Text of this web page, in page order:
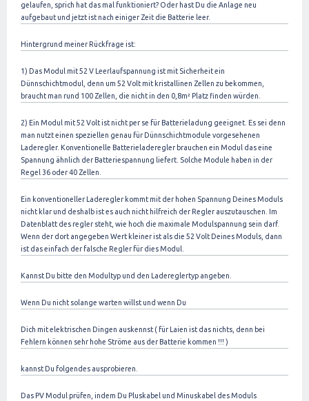
gelaufen, sprich hat das mal funktioniert? Oder hast Du die Anlage neu
aufgebaut und jetzt ist nach einiger Zeit die Batterie leer.
Hintergrund meiner Rückfrage ist:
1) Das Modul mit 52 V Leerlaufspannung ist mit Sicherheit ein
Dünnschichtmodul, denn um 52 Volt mit kristallinen Zellen zu bekommen,
braucht man rund 100 Zellen, die nicht in den 0,8m² Platz finden würden.
2) Ein Modul mit 52 Volt ist nicht per se für Batterieladung geeignet. Es sei denn
man nutzt einen speziellen genau für Dünnschichtmodule vorgesehenen
Laderegler. Konventionelle Batterieladeregler brauchen ein Modul das eine
Spannung ähnlich der Batteriespannung liefert. Solche Module haben in der
Regel 36 oder 40 Zellen.
Ein konventioneller Laderegler kommt mit der hohen Spannung Deines Moduls
nicht klar und deshalb ist es auch nicht hilfreich der Regler auszutauschen. Im
Datenblatt des regler steht, wie hoch die maximale Modulspannung sein darf.
Wenn der dort angegeben Wert kleiner ist als die 52 Volt Deines Moduls, dann
ist das einfach der falsche Regler für dies Modul.
Kannst Du bitte den Modultyp und den Ladereglertyp angeben.
Wenn Du nicht solange warten willst und wenn Du
Dich mit elektrischen Dingen auskennst ( für Laien ist das nichts, denn bei
Fehlern können sehr hohe Ströme aus der Batterie kommen !!! )
kannst Du folgendes ausprobieren.
Das PV Modul prüfen, indem Du Pluskabel und Minuskabel des Moduls